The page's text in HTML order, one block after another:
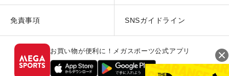
免責事項 SNSガイドライン
お買い物が便利に！メガスポーツ公式アプリ